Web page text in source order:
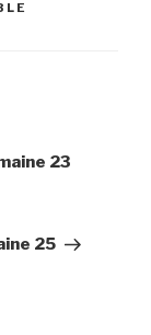
23
25